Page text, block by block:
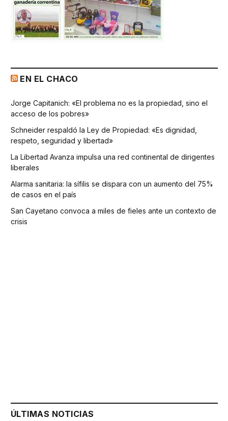
EN EL CHACO
Jorge Capitanich: «El problema no es la propiedad, sino el
acceso de los pobres»
Schneider respaldó la Ley de Propiedad: «Es dignidad,
respeto, seguridad y libertad»
La Libertad Avanza impulsa una red continental de dirigentes
liberales
Alarma sanitaria: la sífilis se dispara con un aumento del 75%
de casos en el país
San Cayetano convoca a miles de fieles ante un contexto de
crisis
ÚLTIMAS NOTICIAS